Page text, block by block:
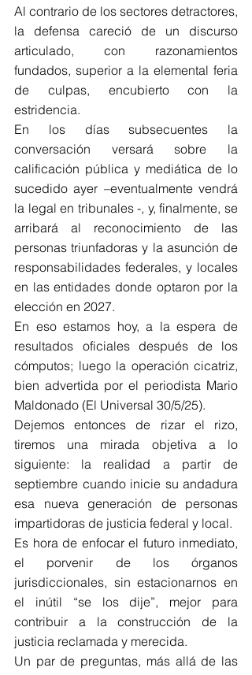
Al contrario de los sectores detractores,
la defensa careció de un discurso
articulado, con razonamientos
fundados, superior a la elemental feria
de culpas, encubierto con la
estridencia.
En los días subsecuentes la
conversación versará sobre la
calificación pública y mediática de lo
sucedido ayer –eventualmente vendrá
la legal en tribunales -, y, finalmente, se
arribará al reconocimiento de las
personas triunfadoras y la asunción de
responsabilidades federales, y locales
en las entidades donde optaron por la
elección en 2027.
En eso estamos hoy, a la espera de
resultados oficiales después de los
cómputos; luego la operación cicatriz,
bien advertida por el periodista Mario
Maldonado (El Universal 30/5/25).
Dejemos entonces de rizar el rizo,
tiremos una mirada objetiva a lo
siguiente: la realidad a partir de
septiembre cuando inicie su andadura
esa nueva generación de personas
impartidoras de justicia federal y local.
Es hora de enfocar el futuro inmediato,
el porvenir de los órganos
jurisdiccionales, sin estacionarnos en
el inútil “se los dije”, mejor para
contribuir a la construcción de la
justicia reclamada y merecida.
Un par de preguntas, más allá de las